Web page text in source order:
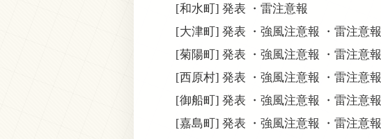
[和水町] 発表 ・雷注意報
[大津町] 発表 ・強風注意報 ・雷注意報
[菊陽町] 発表 ・強風注意報 ・雷注意報
[西原村] 発表 ・強風注意報 ・雷注意報
[御船町] 発表 ・強風注意報 ・雷注意報
[嘉島町] 発表 ・強風注意報 ・雷注意報